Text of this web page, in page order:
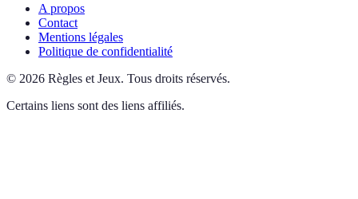
A propos
Contact
Mentions légales
Politique de confidentialité
© 2026 Règles et Jeux. Tous droits réservés.
Certains liens sont des liens affiliés.